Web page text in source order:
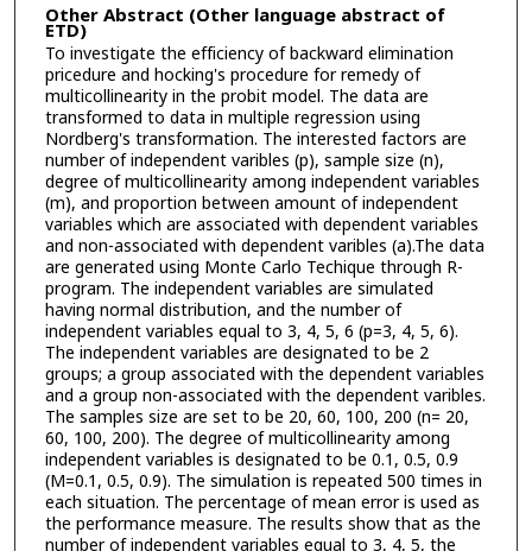
Other Abstract (Other language abstract of
ETD)
To investigate the efficiency of backward elimination
pricedure and hocking's procedure for remedy of
multicollinearity in the probit model. The data are
transformed to data in multiple regression using
Nordberg's transformation. The interested factors are
number of independent varibles (p), sample size (n),
degree of multicollinearity among independent variables
(m), and proportion between amount of independent
variables which are associated with dependent variables
and non-associated with dependent varibles (a).The data
are generated using Monte Carlo Techique through R-
program. The independent variables are simulated
having normal distribution, and the number of
independent variables equal to 3, 4, 5, 6 (p=3, 4, 5, 6).
The independent variables are designated to be 2
groups; a group associated with the dependent variables
and a group non-associated with the dependent varibles.
The samples size are set to be 20, 60, 100, 200 (n= 20,
60, 100, 200). The degree of multicollinearity among
independent variables is designated to be 0.1, 0.5, 0.9
(M=0.1, 0.5, 0.9). The simulation is repeated 500 times in
each situation. The percentage of mean error is used as
the performance measure. The results show that as the
number of independent variables equal to 3, 4, 5, the